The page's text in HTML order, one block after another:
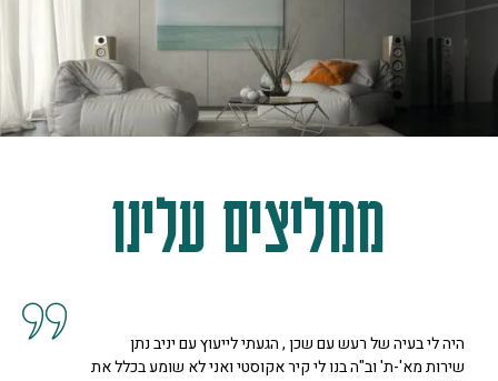
ממליצים עלינו
לייעוץ עם יניב נתן
ואני לא שומע בכלל את
קיבלנו שרות מצוין, הסברים
נחמדה מאוד בשם קרן היא